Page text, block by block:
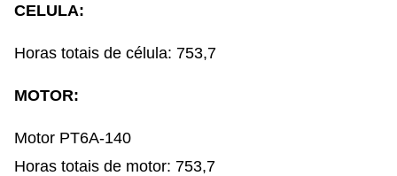
CELULA:
Horas totais de célula: 753,7
MOTOR:
Motor PT6A-140
Horas totais de motor: 753,7